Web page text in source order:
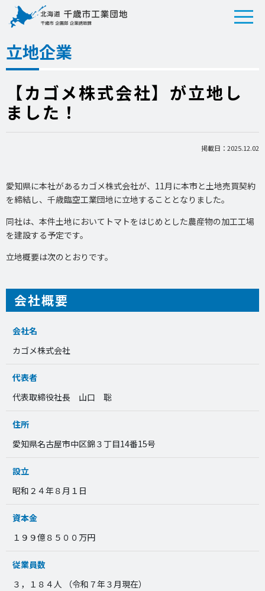
立地企業
【カゴメ株式会社】が立地し
ました！
掲載日：2025.12.02
愛知県に本社があるカゴメ株式会社が、11月に本市と土地売買契約
を締結し、千歳臨空工業団地に立地することとなりました。
同社は、本件土地においてトマトをはじめとした農産物の加工工場
を建設する予定です。
立地概要は次のとおりです。
会社概要
会社名
カゴメ株式会社
代表者
代表取締役社長 山口 聡
住所
愛知県名古屋市中区錦３丁目14番15号
設立
昭和２４年８月１日
資本金
１９９億８５００万円
従業員数
３，１８４人 （令和７年３月現在）